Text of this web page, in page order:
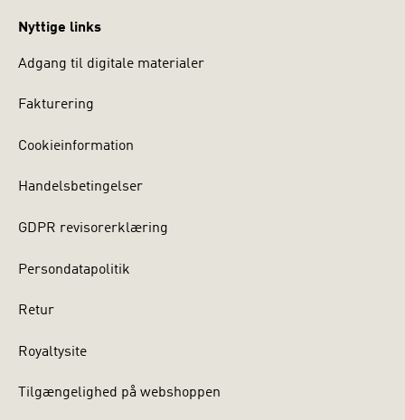
Nyttige links
Adgang til digitale materialer
Fakturering
Cookieinformation
Handelsbetingelser
GDPR revisorerklæring
Persondatapolitik
Retur
Royaltysite
Tilgængelighed på webshoppen